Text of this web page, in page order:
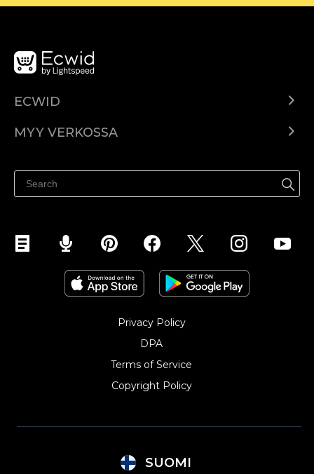
ECWID
Hinnoittelu
MYY VERKOSSA
Myy Facebookissa
Myy Instagramissa
Privacy Policy
DPA
Terms of Service
Copyright Policy‎
SUOMI